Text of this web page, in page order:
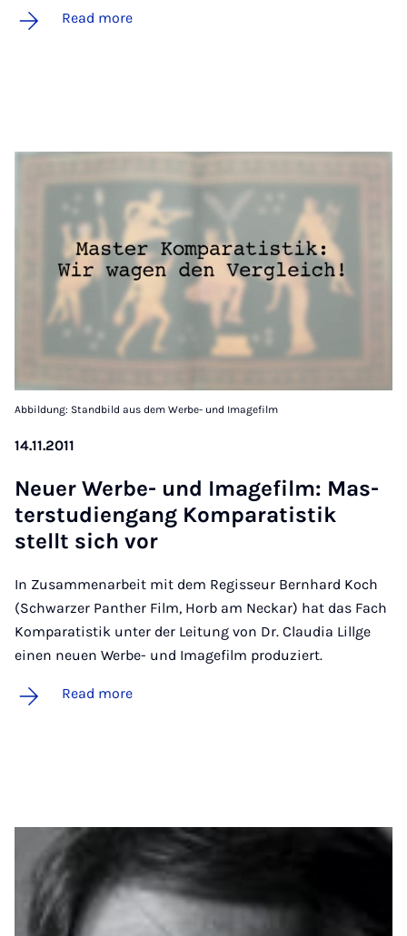
Read more
Abbildung: Standbild aus dem Werbe- und Imagefilm
14.11.2011
Neuer Werbe- und Im­age­film: Mas­
ter­stud­i­engang Kom­par­at­istik
stellt sich vor
In Zusammenarbeit mit dem Regisseur Bernhard Koch
(Schwarzer Panther Film, Horb am Neckar) hat das Fach
Komparatistik unter der Leitung von Dr. Claudia Lillge
einen neuen Werbe- und Imagefilm produziert.
Read more